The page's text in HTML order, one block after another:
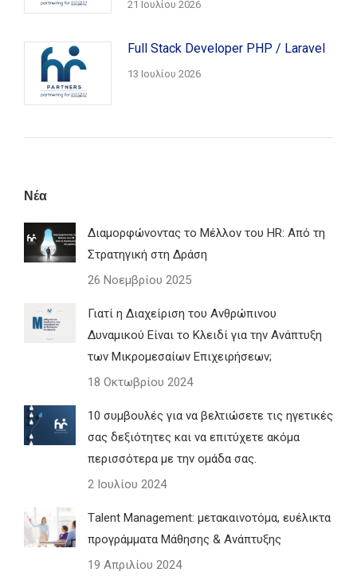
21 Ιουλίου 2026
Full Stack Developer PHP / Laravel
13 Ιουλίου 2026
Νέα
Διαμορφώνοντας το Μέλλον του HR: Από τη
Στρατηγική στη Δράση
26 Νοεμβρίου 2025
Γιατί η Διαχείριση του Ανθρώπινου
Δυναμικού Είναι το Κλειδί για την Ανάπτυξη
των Μικρομεσαίων Επιχειρήσεων;
18 Οκτωβρίου 2024
10 συμβουλές για να βελτιώσετε τις ηγετικές
σας δεξιότητες και να επιτύχετε ακόμα
περισσότερα με την ομάδα σας.
2 Ιουλίου 2024
Τalent Management: μετακαινοτόμα, ευέλικτα
προγράμματα Μάθησης & Ανάπτυξης
19 Απριλίου 2024